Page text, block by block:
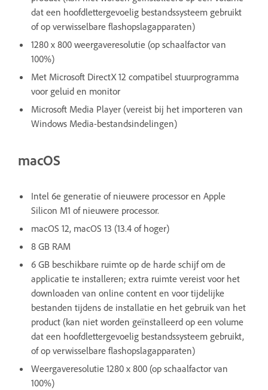
dat een hoofdlettergevoelig bestandssysteem gebruikt
of op verwisselbare flashopslagapparaten)
1280 x 800 weergaveresolutie (op schaalfactor van
100%)
Met Microsoft DirectX 12 compatibel stuurprogramma
voor geluid en monitor
Microsoft Media Player (vereist bij het importeren van
Windows Media-bestandsindelingen)
macOS
Intel 6e generatie of nieuwere processor en Apple
Silicon M1 of nieuwere processor.
macOS 12, macOS 13 (13.4 of hoger)
8 GB RAM
6 GB beschikbare ruimte op de harde schijf om de
applicatie te installeren; extra ruimte vereist voor het
downloaden van online content en voor tijdelijke
bestanden tijdens de installatie en het gebruik van het
product (kan niet worden geïnstalleerd op een volume
dat een hoofdlettergevoelig bestandssysteem gebruikt,
of op verwisselbare flashopslagapparaten)
Weergaveresolutie 1280 x 800 (op schaalfactor van
100%)